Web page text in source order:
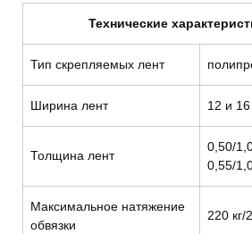
Технические
Тип скрепляемых лент
Ширина лент 12 и
Толщина лент
0,50/
0,55/
Максимальное натяжение
обвязки
220 кг/